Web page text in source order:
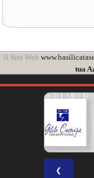
il Sito Web
tua
❮